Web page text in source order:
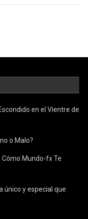
en el Vientre de
o Malo?
Cómo Mundo-fx Te
único y especial que